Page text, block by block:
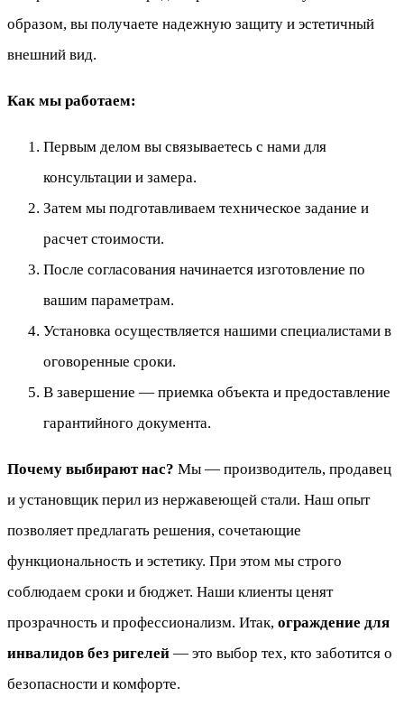
образом, вы получаете надежную защиту и эстетичный
внешний вид.
Как мы работаем:
Первым делом вы связываетесь с нами для
консультации и замера.
Затем мы подготавливаем техническое задание и
расчет стоимости.
После согласования начинается изготовление по
вашим параметрам.
Установка осуществляется нашими специалистами в
оговоренные сроки.
В завершение — приемка объекта и предоставление
гарантийного документа.
Почему выбирают нас? Мы — производитель, продавец
и установщик перил из нержавеющей стали. Наш опыт
позволяет предлагать решения, сочетающие
функциональность и эстетику. При этом мы строго
соблюдаем сроки и бюджет. Наши клиенты ценят
прозрачность и профессионализм. Итак, ограждение для
инвалидов без ригелей — это выбор тех, кто заботится о
безопасности и комфорте.